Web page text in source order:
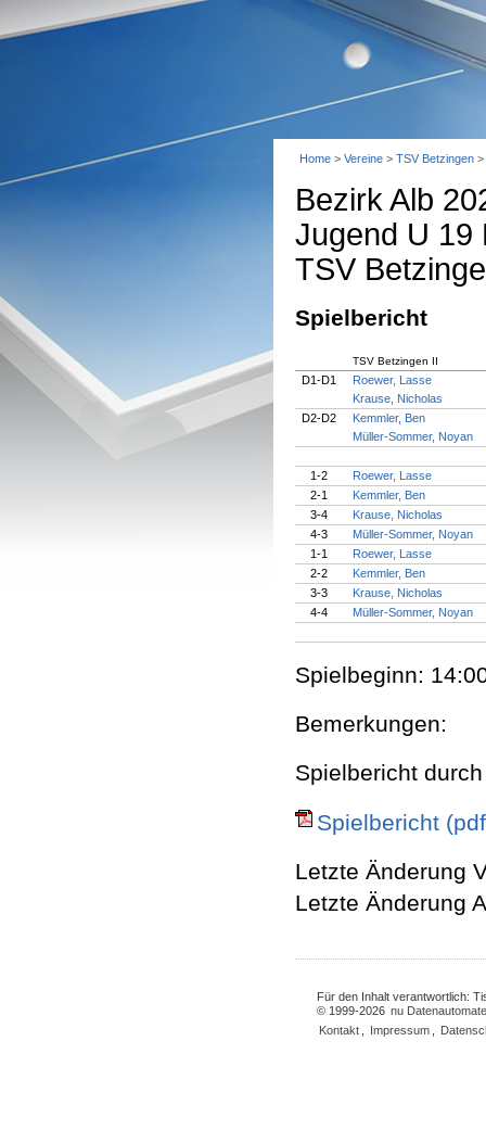
Home > Vereine > TSV Betzingen >
Bezirk Alb
Jugend U 19
TSV
Spielbericht
TSV Betzingen II
D1-D1
Roewer, Lasse
Krause, Nicholas
D2-D2
Kemmler, Ben
Müller-Sommer, Noyan
1-2
Roewer, Lasse
2-1
Kemmler, Ben
3-4
Krause, Nicholas
4-3
Müller-Sommer, Noyan
1-1
Roewer, Lasse
2-2
Kemmler, Ben
3-3
Krause, Nicholas
4-4
Müller-Sommer, Noyan
Spielbeginn:
Bemerkungen:
Spielbericht
Spielbericht
Letzte Änderung
Letzte Änderung
Für den Inhalt verantwortlich:
© 1999-2026 nu
Kontakt
Impressum